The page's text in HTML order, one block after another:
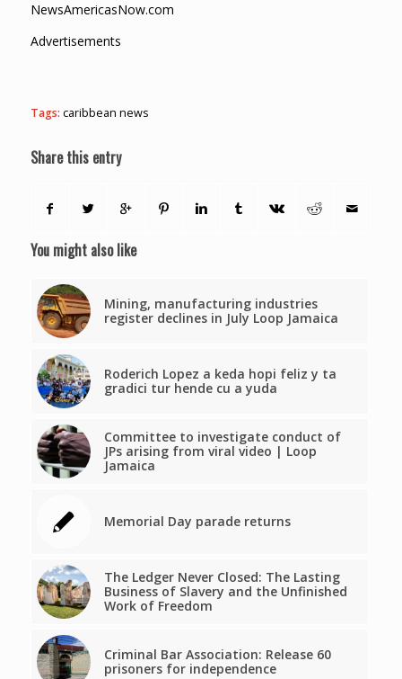
NewsAmericasNow.com
Advertisements
Tags: caribbean news
Share this entry
You might also like
Mining, manufacturing industries
register declines in July Loop Jamaica
Roderich Lopez a keda hopi feliz y ta
gradici tur hende cu a yuda
Committee to investigate conduct of
JPs arising from viral video | Loop
Jamaica
Memorial Day parade returns
The Ledger Never Closed: The Lasting
Business of Slavery and the Unfinished
Work of Freedom
Criminal Bar Association: Release 60
prisoners for independence